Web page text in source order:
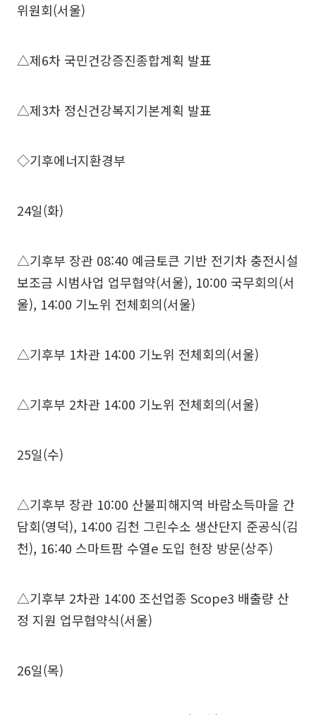
위원회(서울)
△제6차 국민건강증진종합계획 발표
△제3차 정신건강복지기본계획 발표
◇기후에너지환경부
24일(화)
△기후부 장관 08:40 예금토큰 기반 전기차 충전시설
보조금 시범사업 업무협약(서울), 10:00 국무회의(서
울), 14:00 기노위 전체회의(서울)
△기후부 1차관 14:00 기노위 전체회의(서울)
△기후부 2차관 14:00 기노위 전체회의(서울)
25일(수)
△기후부 장관 10:00 산불피해지역 바람소득마을 간
담회(영덕), 14:00 김천 그린수소 생산단지 준공식(김
천), 16:40 스마트팜 수열e 도입 현장 방문(상주)
△기후부 2차관 14:00 조선업종 Scope3 배출량 산
정 지원 업무협약식(서울)
26일(목)